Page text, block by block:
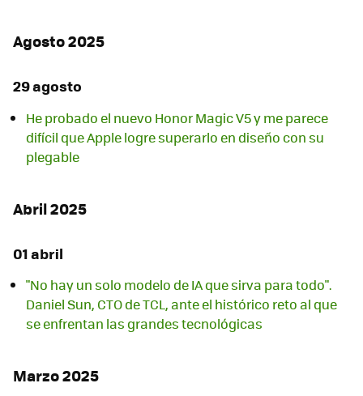
Agosto 2025
29 agosto
He probado el nuevo Honor Magic V5 y me parece
difícil que Apple logre superarlo en diseño con su
plegable
Abril 2025
01 abril
"No hay un solo modelo de IA que sirva para todo".
Daniel Sun, CTO de TCL, ante el histórico reto al que
se enfrentan las grandes tecnológicas
Marzo 2025